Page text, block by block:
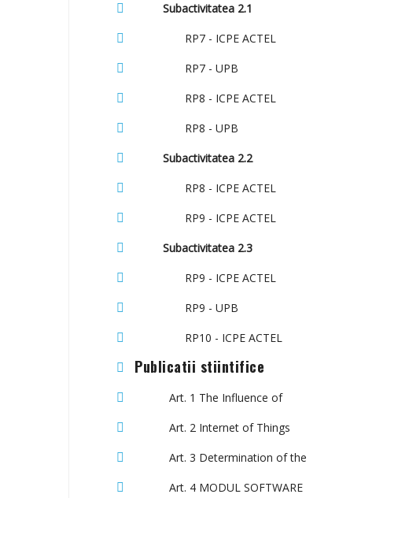
Subactivitatea 2.1
RP7 - ICPE ACTEL
RP7 - UPB
RP8 - ICPE ACTEL
RP8 - UPB
Subactivitatea 2.2
RP8 - ICPE ACTEL
RP9 - ICPE ACTEL
Subactivitatea 2.3
RP9 - ICPE ACTEL
RP9 - UPB
RP10 - ICPE ACTEL
Publicatii stiintifice
Art. 1 The Influence of
Art. 2 Internet of Things
Art. 3 Determination of the
Art. 4 MODUL SOFTWARE